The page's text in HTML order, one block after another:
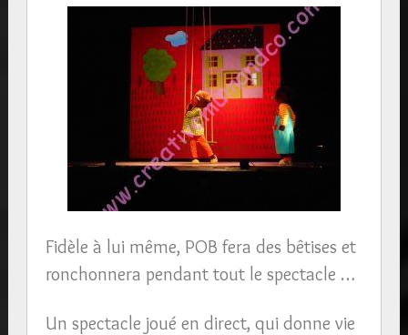
Fidèle à lui même, POB fera des bêtises et
ronchonnera pendant tout le spectacle …
Un spectacle joué en direct, qui donne vie